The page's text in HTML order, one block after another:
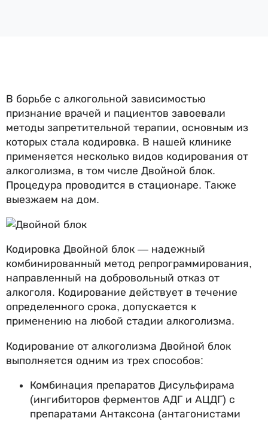
В борьбе с алкогольной зависимостью
признание врачей и пациентов завоевали
методы запретительной терапии, основным из
которых стала кодировка. В нашей клинике
применяется несколько видов кодирования от
алкоголизма, в том числе Двойной блок.
Процедура проводится в стационаре. Также
выезжаем на дом.
Кодировка Двойной блок — надежный
комбинированный метод репрограммирования,
направленный на добровольный отказ от
алкоголя. Кодирование действует в течение
определенного срока, допускается к
применению на любой стадии алкоголизма.
Кодирование от алкоголизма Двойной блок
выполняется одним из трех способов:
Комбинация препаратов Дисульфирама
(ингибиторов ферментов АДГ и АЦДГ) с
препаратами Антаксона (антагонистами